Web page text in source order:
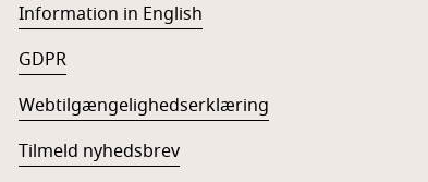
Information in English
GDPR
Webtilgængelighedserklæring
Tilmeld nyhedsbrev